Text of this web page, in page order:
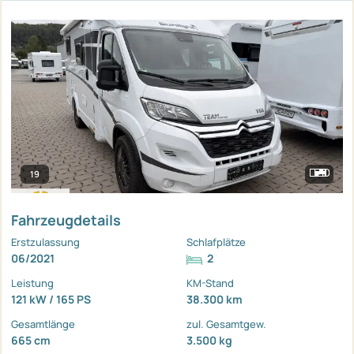
19
Fahrzeugdetails
Erstzulassung
06/2021
Schlafplätze
2
Leistung
121 kW / 165 PS
KM-Stand
38.300 km
Gesamtlänge
665 cm
zul. Gesamtgew.
3.500 kg